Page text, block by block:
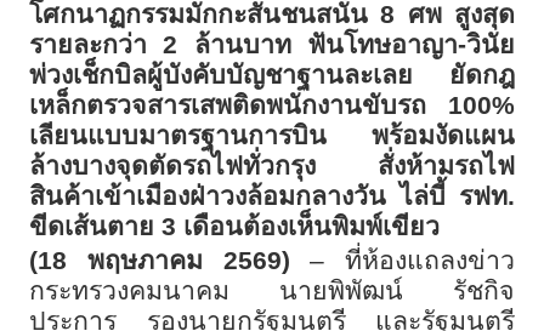
โศกนาฏกรรมมักกะสันชนสนั่น8 ศพ สูงสุด
รายละกว่า2 ล้านบาท ฟันโทษอาญา-วินัย
พ่วงเช็กบิลผู้บังคับบัญชาฐานละเลย ยัดกฎ
เหล็กตรวจสารเสพติดพนักงานขับรถ 100%
เลียนแบบมาตรฐานการบิน พร้อมงัดแผน
ล้างบางจุดตัดรถไฟทั่วกรุง สั่งห้ามรถไฟ
สินค้าเข้าเมืองฝ่าวงล้อมกลางวัน ไล่บี้ รฟท.
ขีดเส้นตาย 3 เดือนต้องเห็นพิมพ์เขียว
(18 พฤษภาคม 2569) – ที่ห้องแถลงข่าว
กระทรวงคมนาคม นายพิพัฒน์ รัชกิจ
ประการ รองนายกรัฐมนตรี และรัฐมนตรี